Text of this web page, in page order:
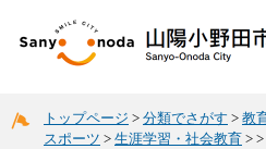
トップページ > 分類でさがす > 教
スポーツ > 生涯学習・社会教育 > >